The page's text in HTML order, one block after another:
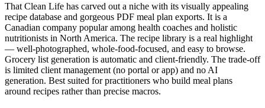
That Clean Life has carved out a niche with its visually appealing
recipe database and gorgeous PDF meal plan exports. It is a
Canadian company popular among health coaches and holistic
nutritionists in North America. The recipe library is a real highlight
— well-photographed, whole-food-focused, and easy to browse.
Grocery list generation is automatic and client-friendly. The trade-off
is limited client management (no portal or app) and no AI
generation. Best suited for practitioners who build meal plans
around recipes rather than precise macros.